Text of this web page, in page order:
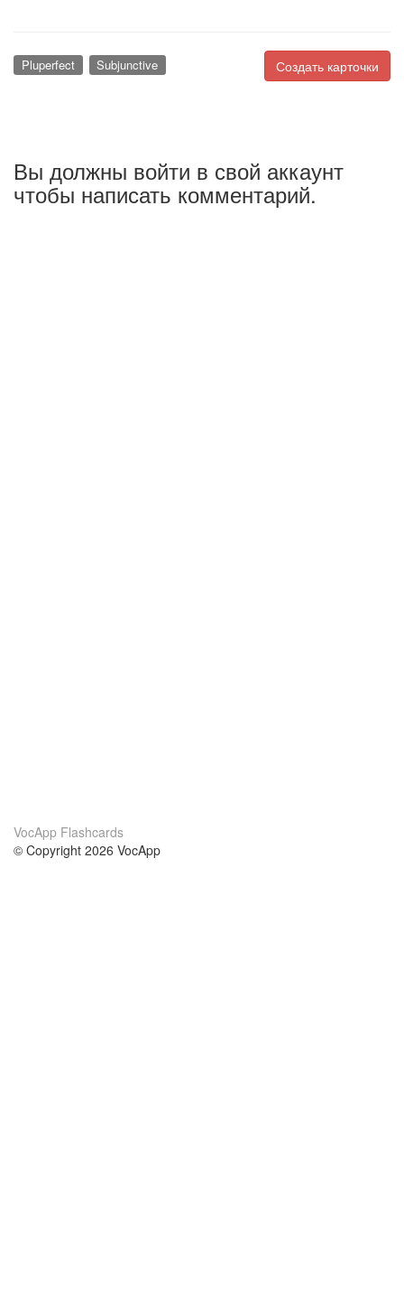
Создать карточки
Pluperfect Subjunctive
Вы должны войти в свой аккаунт
чтобы написать комментарий.
VocApp Flashcards
© Copyright 2026 VocApp